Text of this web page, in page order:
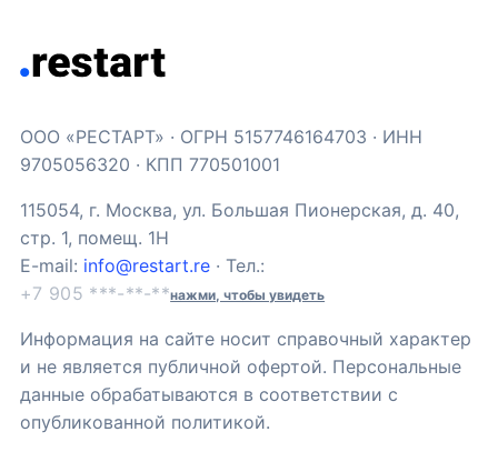
ООО «РЕСТАРТ» · ОГРН 5157746164703 · ИНН
9705056320 · КПП 770501001
115054, г. Москва, ул. Большая Пионерская, д. 40,
стр. 1, помещ. 1Н
E-mail: info@restart.re · Тел.:
+7 905 ***-**-**нажми, чтобы увидеть
Информация на сайте носит справочный характер
и не является публичной офертой. Персональные
данные обрабатываются в соответствии с
опубликованной политикой.